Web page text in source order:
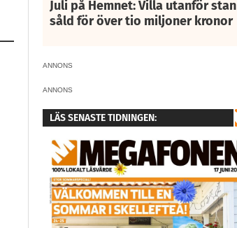
Juli på Hemnet: Villa utanför stan
såld för över tio miljoner kronor
ANNONS
ANNONS
LÄS SENASTE TIDNINGEN: